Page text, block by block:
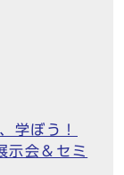
学ぼう！
示会＆セミ